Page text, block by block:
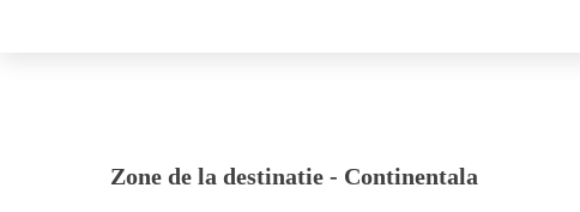
Zone de la destinatie - Continentala